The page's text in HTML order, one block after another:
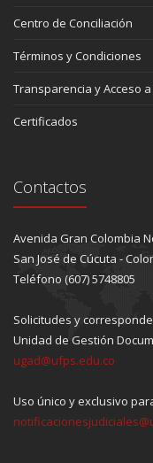
Centro de Conciliación
Términos y Condiciones
Transparencia y Acceso
Certificados
Contactos
Avenida Gran Colombia
San José de Cúcuta -
Teléfono (607) 5748805
Solicitudes y
Unidad de Gestión
ugad@ufps.edu.co
Uso único y exclusivo